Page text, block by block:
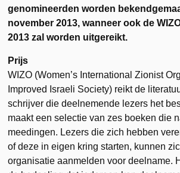
genomineerden worden
november 2013, wanneer ook de
2013 zal worden uitgereikt.
Prijs
WIZO (Women’s International Zionist
Improved Israeli Society) reikt de
schrijver die deelnemende lezers het
maakt een selectie van zes boeken die
meedingen. Lezers die zich hebben
of deze in eigen kring starten, kunnen
organisatie aanmelden voor deelname.